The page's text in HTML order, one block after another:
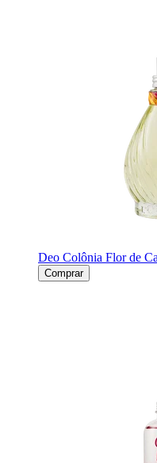
Deo Colônia Flor de
Comprar